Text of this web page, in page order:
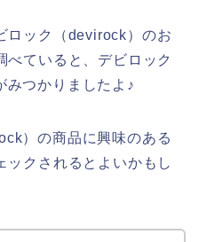
ロック（devirock）のお
べていると、デビロック
みつかりましたよ♪
）の商品に興味のある
ックされるとよいかもし